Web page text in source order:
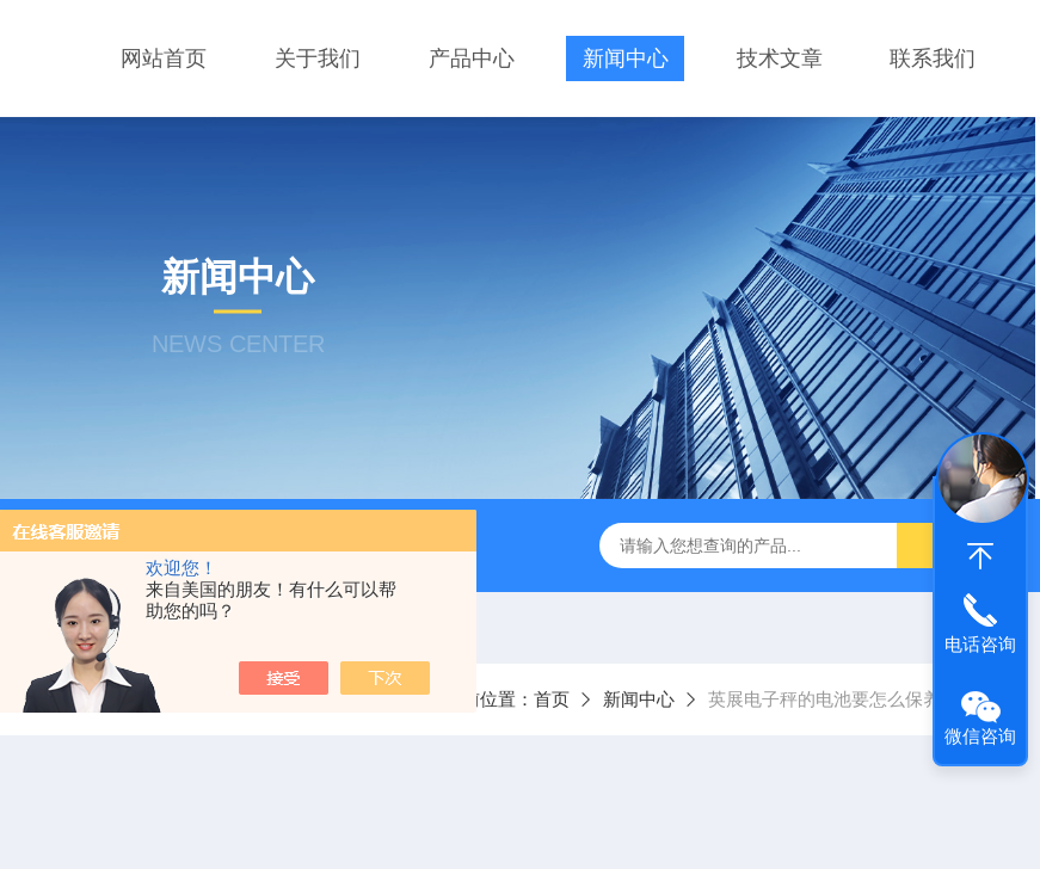
欢迎您！
来自美国的朋友！有什么可以帮
助您的吗？
网站首页 关于我们 产品中心 新闻中心 技术文章 联系我们
新闻中心
NEWS CENTER
tosok外径测台 TOSOK气动量仪CAG2000 X-MET8000手持式X荧光光谱仪
当前位置： 首页 新闻中心 英展电子秤的电池要怎么保养？
电话咨询
微信咨询